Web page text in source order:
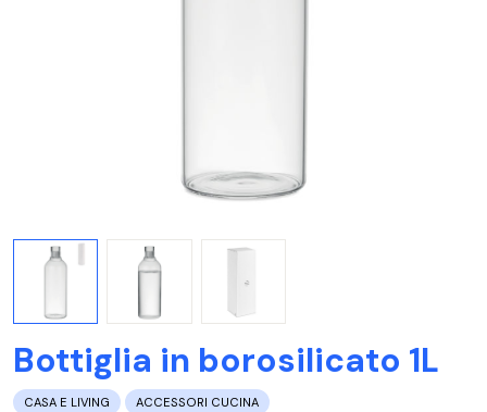
Bottiglia in borosilicato 1L
CASA E LIVING ACCESSORI CUCINA